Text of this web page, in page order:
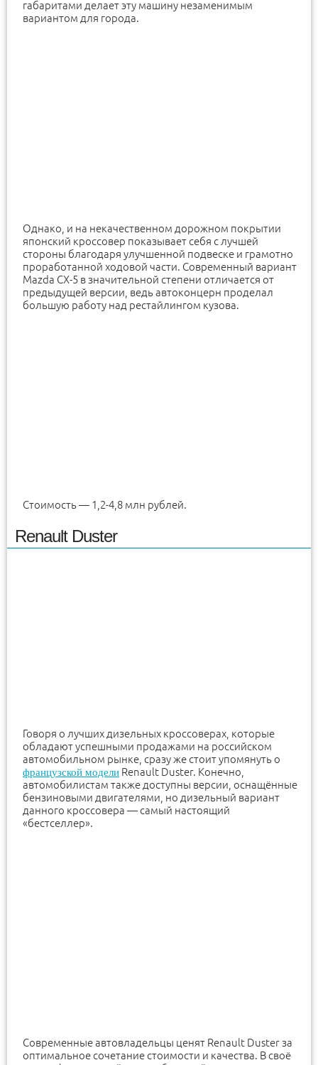
габаритами делает эту машину незаменимым
вариантом для города.
Однако, и на некачественном дорожном покрытии
японский кроссовер показывает себя с лучшей
стороны благодаря улучшенной подвеске и грамотно
проработанной ходовой части. Современный вариант
Mazda CX-5 в значительной степени отличается от
предыдущей версии, ведь автоконцерн проделал
большую работу над рестайлингом кузова.
Стоимость — 1,2-4,8 млн рублей.
Renault Duster
Говоря о лучших дизельных кроссоверах, которые
обладают успешными продажами на российском
автомобильном рынке, сразу же стоит упомянуть о
французской модели Renault Duster. Конечно,
автомобилистам также доступны версии, оснащённые
бензиновыми двигателями, но дизельный вариант
данного кроссовера — самый настоящий
«бестселлер».
Современные автовладельцы ценят Renault Duster за
оптимальное сочетание стоимости и качества. В своё